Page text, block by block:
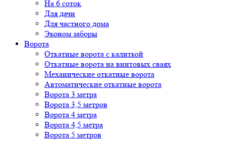
На 6 соток
Для дачи
Для частного дома
Эконом заборы
Ворота
Откатные ворота с калиткой
Откатные ворота на винтовых сваях
Механические откатные ворота
Автоматические откатные ворота
Ворота 3 метра
Ворота 3,5 метров
Ворота 4 метра
Ворота 4,5 метра
Ворота 5 метров